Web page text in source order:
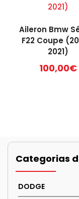
Aileron Bmw
F22 Coupe
2021)
100,00€
Categorias
DODGE